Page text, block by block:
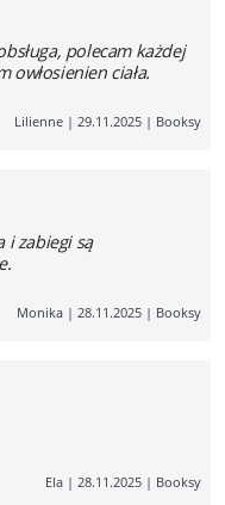
polecam każdej
owłosienien ciała.
Lilienne | 29.11.2025 | Booksy
i zabiegi są
Monika | 28.11.2025 | Booksy
Ela | 28.11.2025 | Booksy